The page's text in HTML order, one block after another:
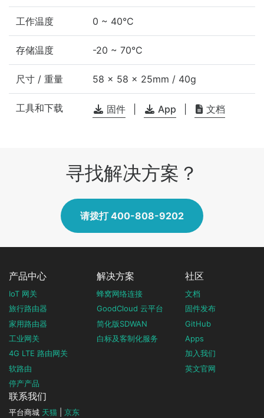
工作温度 0 ~ 40°C
存储温度 -20 ~ 70°C
尺寸 / 重量 58 x 58 x 25mm / 40g
工具和下载 固件 App 文档
寻找解决方案？
请拨打 400-808-9202
产品中心
IoT 网关
旅行路由器
家用路由器
工业网关
4G LTE 路由网关
软路由
停产产品
解决方案
蜂窝网络连接
GoodCloud 云平台
简化版SDWAN
白标及客制化服务
社区
文档
固件发布
GitHub
Apps
加入我们
英文官网
联系我们
平台商城 天猫 京东